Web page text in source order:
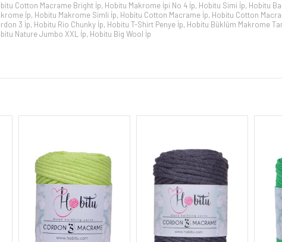
Cotton Macrame Bright İp, Hobitu Makrome İpi No 4 İp, Hobitu Simi İp, Hobitu
İp, Hobitu Makrome Simli İp, Hobitu Cotton Macrame İp, Hobitu Cotton
3 İp, Hobitu Rio Chunky İp, Hobitu T-Shirt Penye İp, Hobitu Büklüm Makrome
Nature Jumbo XXL İp, Hobitu Big Wool İp